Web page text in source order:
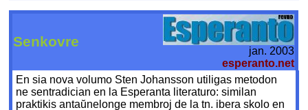
Senkovre
jan. 2003
esperanto.net
En sia nova volumo Sten Johansson utiligas metodon
ne sentradician en la Esperanta literaturo: similan
praktikis antaŭnelonge membroj de la tn. ibera skolo en